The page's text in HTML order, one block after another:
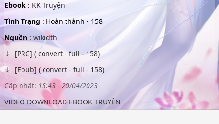
Ebook : KK Truyện
Tình Trạng : Hoàn thành - 158
Nguồn: wikidth
[PRC] ( convert - full - 158)
[Epub] ( convert - full - 158)
Cập nhật: 15:43 - 20/04/2023
VIDEO DOWNLOAD EBOOK TRUYỆN